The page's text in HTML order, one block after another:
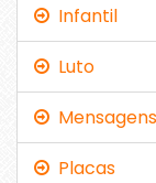
Infantil
Luto
Placas